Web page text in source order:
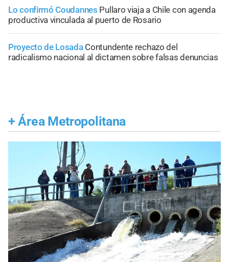
Lo confirmó Coudannes Pullaro viaja a Chile con agenda
productiva vinculada al puerto de Rosario
Proyecto de Losada Contundente rechazo del
radicalismo nacional al dictamen sobre falsas denuncias
+ Área Metropolitana